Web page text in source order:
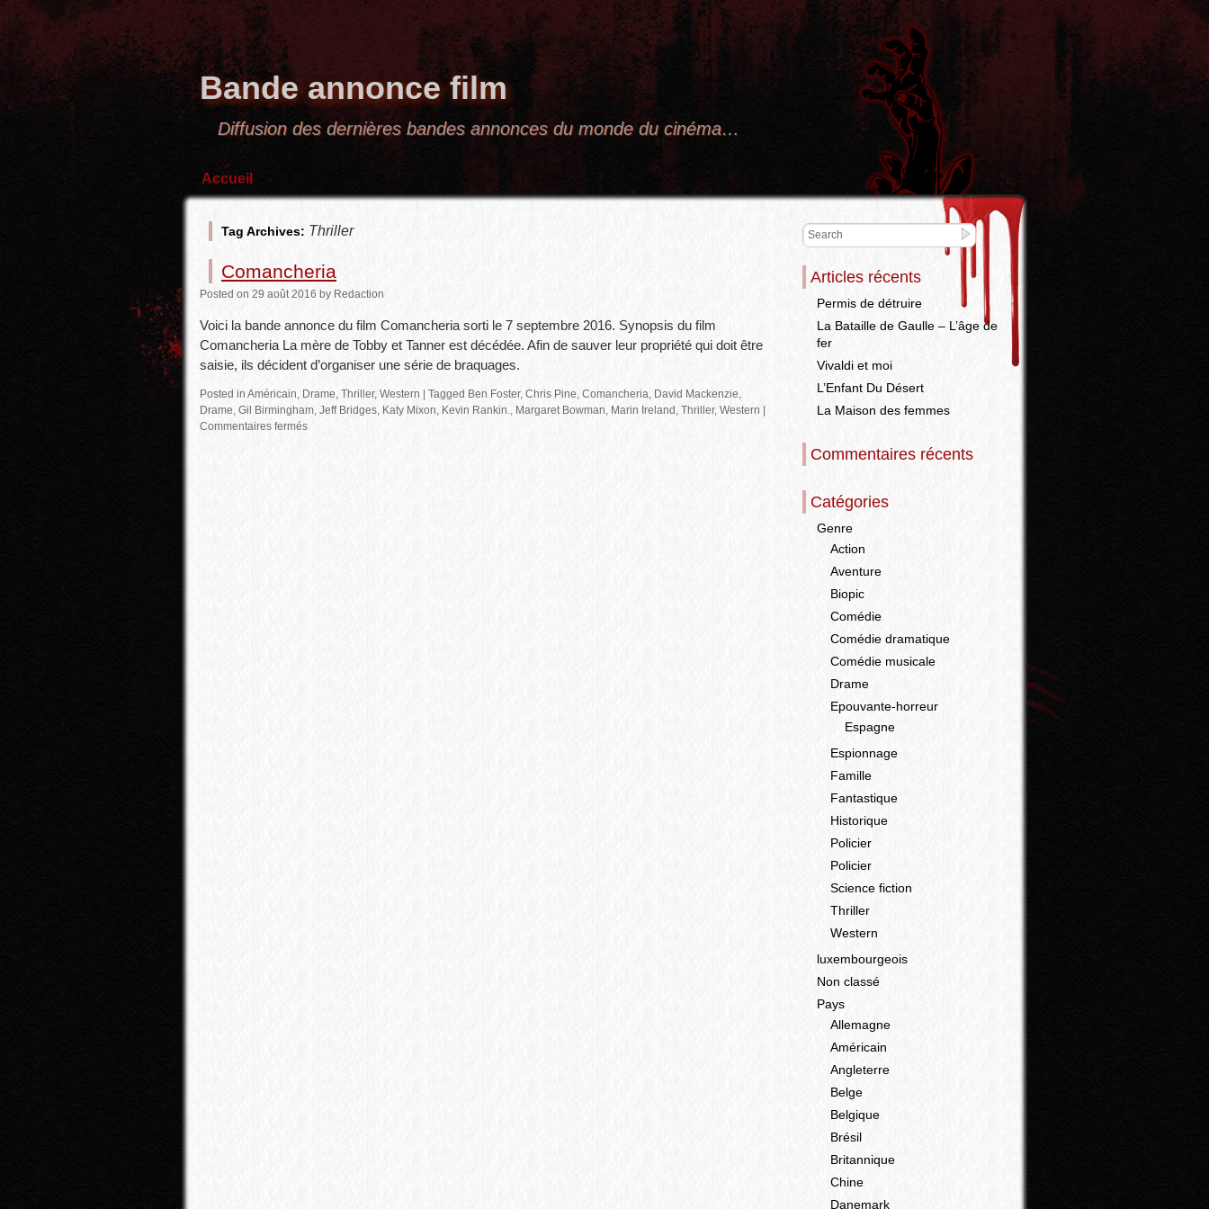
Bande annonce film
Diffusion des dernières bandes annonces du monde du cinéma…
Accueil
Tag Archives: Thriller
Comancheria
Posted on 29 août 2016 by Redaction
Voici la bande annonce du film Comancheria sorti le 7 septembre 2016. Synopsis du film
Comancheria La mère de Tobby et Tanner est décédée. Afin de sauver leur propriété qui doit être
saisie, ils décident d’organiser une série de braquages.
Posted in Américain, Drame, Thriller, Western Tagged Ben Foster, Chris Pine, Comancheria, David Mackenzie,
Drame, Gil Birmingham, Jeff Bridges, Katy Mixon, Kevin Rankin., Margaret Bowman, Marin Ireland , Thriller, Western
Commentaires fermés
Articles récents
Permis de détruire
La Bataille de Gaulle – L’âge de
fer
Vivaldi et moi
L’Enfant Du Désert
La Maison des femmes
Commentaires récents
Catégories
Genre
Action
Aventure
Biopic
Comédie
Comédie dramatique
Comédie musicale
Drame
Epouvante-horreur
Espagne
Espionnage
Famille
Fantastique
Historique
Policier
Policier
Science fiction
Thriller
Western
luxembourgeois
Non classé
Pays
Allemagne
Américain
Angleterre
Belge
Belgique
Brésil
Britannique
Chine
Danemark